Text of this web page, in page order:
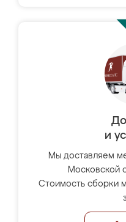
и
Мы доставляем
Московской
Стоимость сборки